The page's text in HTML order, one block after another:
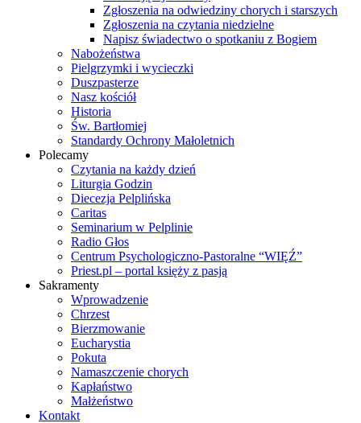
Zgłoszenia na odwiedziny chorych i starszych
Zgłoszenia na czytania niedzielne
Napisz świadectwo o spotkaniu z Bogiem
Nabożeństwa
Pielgrzymki i wycieczki
Duszpasterze
Nasz kościół
Historia
Św. Bartłomiej
Standardy Ochrony Małoletnich
Polecamy
Czytania na każdy dzień
Liturgia Godzin
Diecezja Pelplińska
Caritas
Seminarium w Pelplinie
Radio Głos
Centrum Psychologiczno-Pastoralne “WIĘŹ”
Priest.pl – portal księży z pasją
Sakramenty
Wprowadzenie
Chrzest
Bierzmowanie
Eucharystia
Pokuta
Namaszczenie chorych
Kapłaństwo
Małżeństwo
Kontakt